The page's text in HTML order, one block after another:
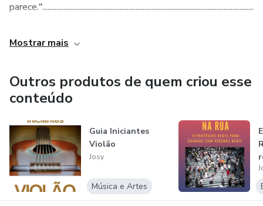
Mostrar mais
Outros produtos de quem criou esse
conteúdo
Guia Iniciantes
Violão
Josy
Música e Artes